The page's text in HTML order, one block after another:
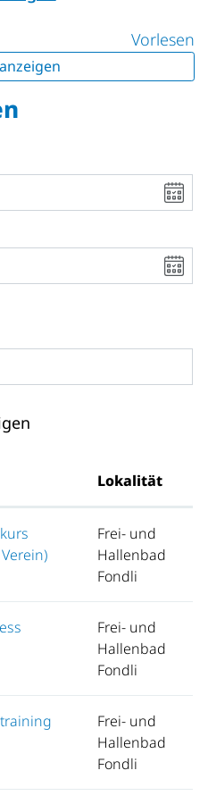
Vorlesen
Lokalität
Frei- und
Hallenbad
Fondli
Frei- und
Hallenbad
Fondli
Frei- und
Hallenbad
Fondli